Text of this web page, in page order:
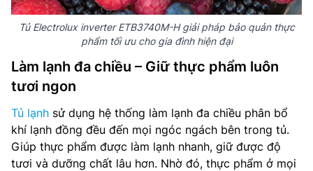
Tủ Electrolux inverter ETB3740M-H giải pháp bảo quản thực
phẩm tối ưu cho gia đình hiện đại
Làm lạnh đa chiều – Giữ thực phẩm luôn
tươi ngon
Tủ lạnh sử dụng hệ thống làm lạnh đa chiều phân bổ
khí lạnh đồng đều đến mọi ngóc ngách bên trong tủ.
Giúp thực phẩm được làm lạnh nhanh, giữ được độ
tươi và dưỡng chất lâu hơn. Nhờ đó, thực phẩm ở mọi